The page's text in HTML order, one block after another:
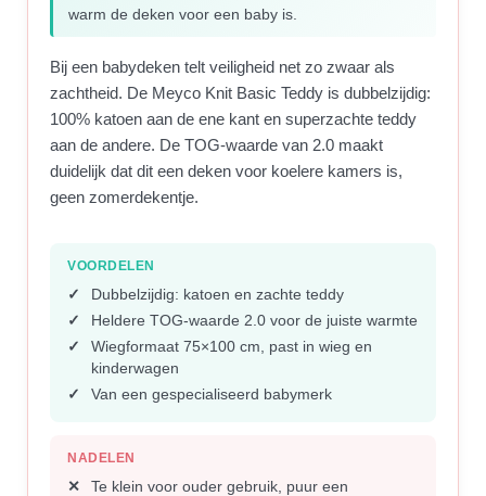
warm de deken voor een baby is.
Bij een babydeken telt veiligheid net zo zwaar als
zachtheid. De Meyco Knit Basic Teddy is dubbelzijdig:
100% katoen aan de ene kant en superzachte teddy
aan de andere. De TOG-waarde van 2.0 maakt
duidelijk dat dit een deken voor koelere kamers is,
geen zomerdekentje.
VOORDELEN
Dubbelzijdig: katoen en zachte teddy
Heldere TOG-waarde 2.0 voor de juiste warmte
Wiegformaat 75×100 cm, past in wieg en
kinderwagen
Van een gespecialiseerd babymerk
NADELEN
Te klein voor ouder gebruik, puur een